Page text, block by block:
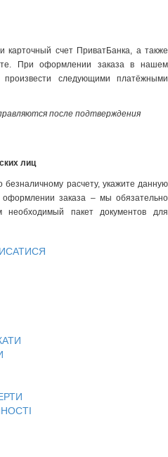
счет ПриватБанка, а также
При оформлении заказа в нашем
произвести следующими платёжными
после подтверждения
лиц
расчету, укажите данную
заказа – мы обязательно
пакет документов для